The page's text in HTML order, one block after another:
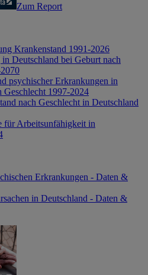
Zum Report
Krankenstand 1991-2026
Deutschland bei Geburt nach
psychischer Erkrankungen in
Geschlecht 1997-2024
nach Geschlecht in Deutschland
für Arbeitsunfähigkeit in
Erkrankungen - Daten &
in Deutschland - Daten &